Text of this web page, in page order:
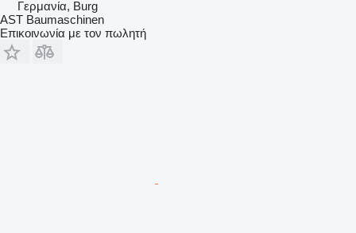
Γερμανία, Burg
AST Baumaschinen
Επικοινωνία με τον πωλητή